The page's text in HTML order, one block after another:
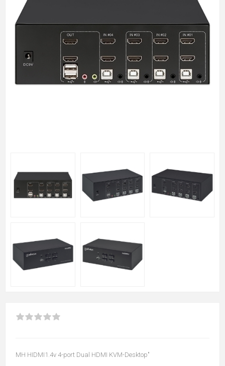
MH HIDMI1.4v 4-port Dual HDMI KVM-Desktop"